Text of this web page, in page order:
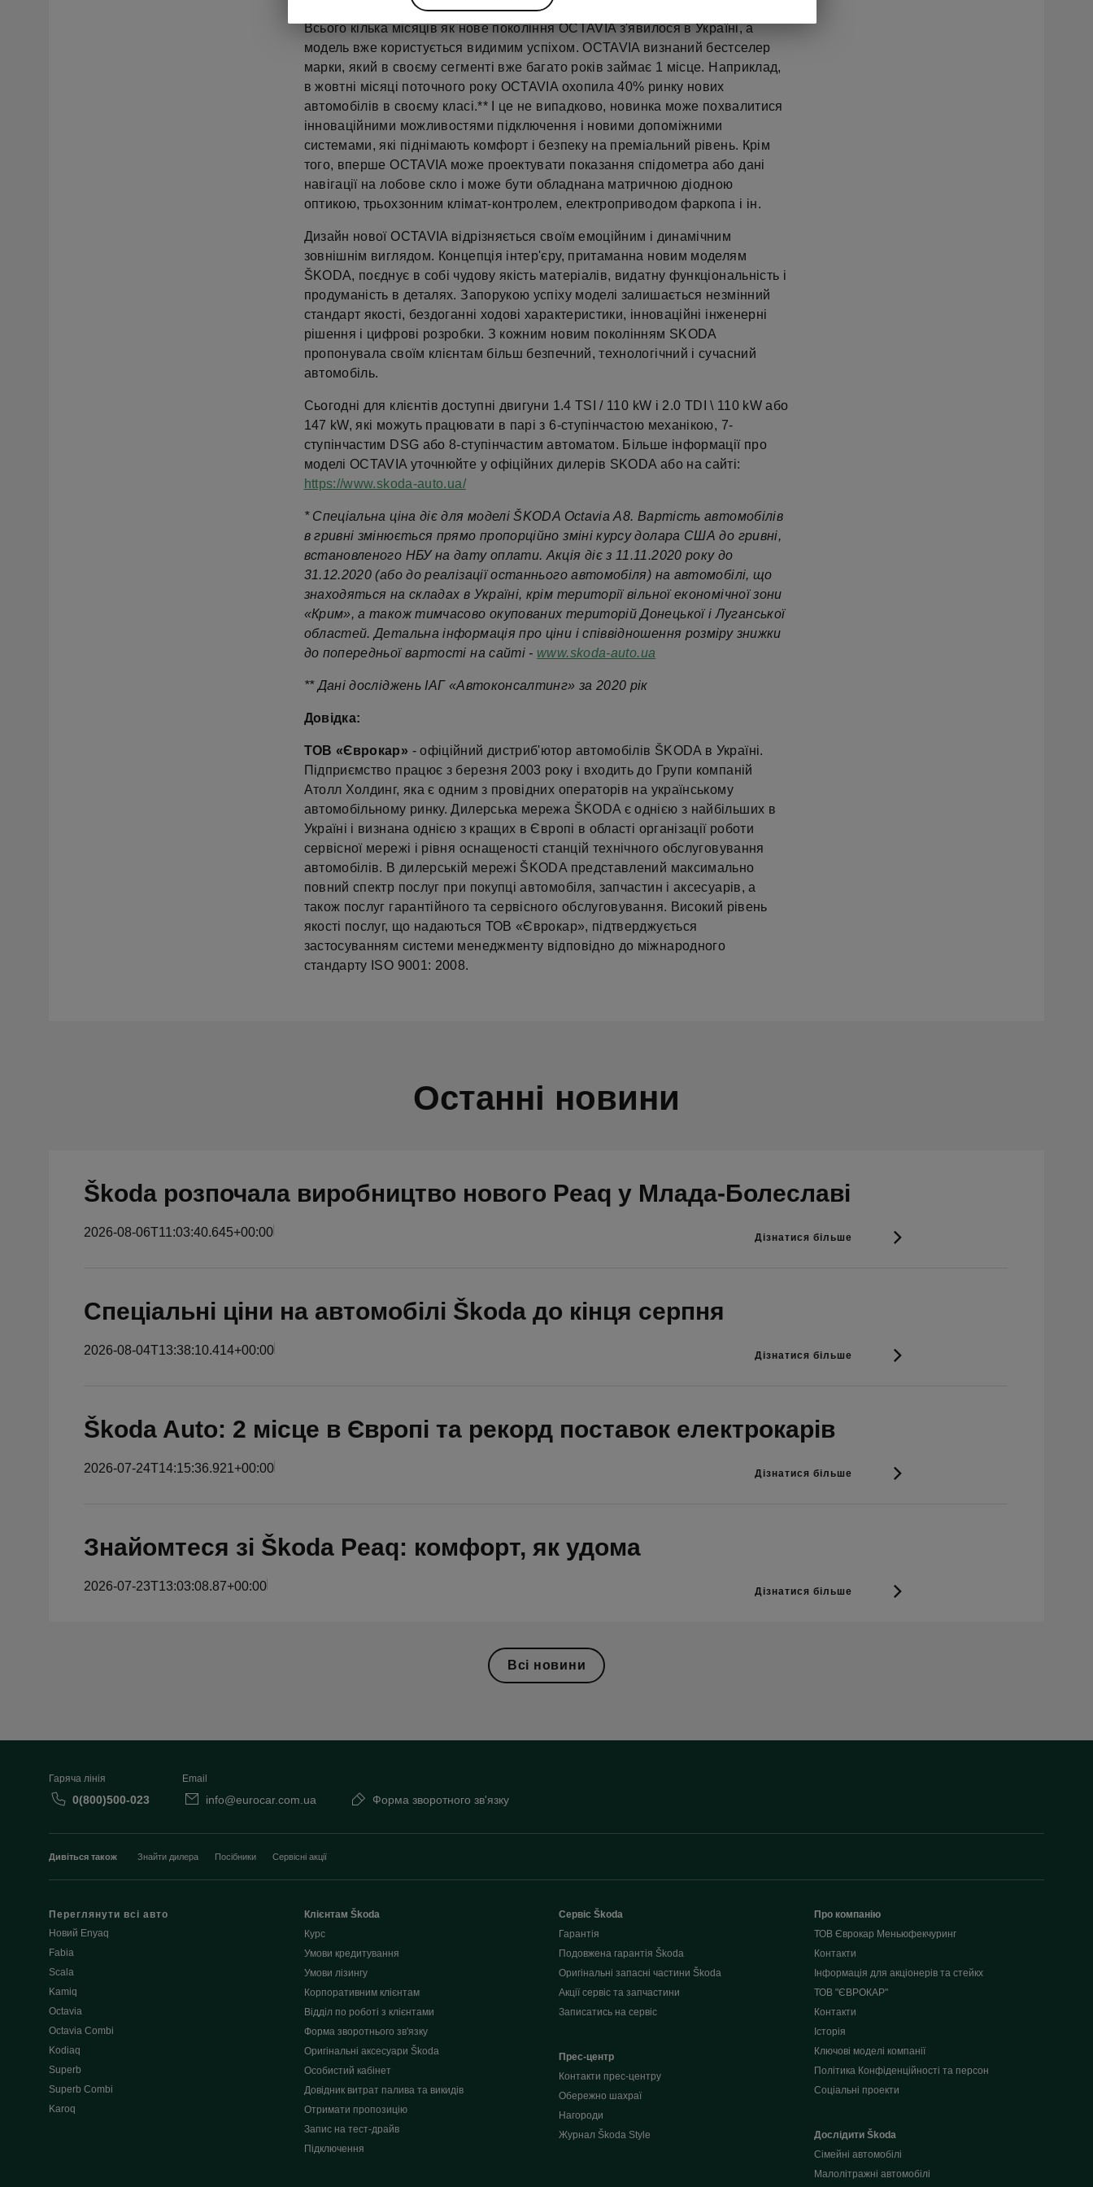
Всього кілька місяців як нове покоління OCTAVIA з'явилося в Україні, а
модель вже користується видимим успіхом. OCTAVIA визнаний бестселер
марки, який в своєму сегменті вже багато років займає 1 місце. Наприклад,
в жовтні місяці поточного року OCTAVIA охопила 40% ринку нових
автомобілів в своєму класі.** І це не випадково, новинка може похвалитися
інноваційними можливостями підключення і новими допоміжними
системами, які піднімають комфорт і безпеку на преміальний рівень. Крім
того, вперше OCTAVIA може проектувати показання спідометра або дані
навігації на лобове скло і може бути обладнана матричною діодною
оптикою, трьохзонним клімат-контролем, електроприводом фаркопа і ін.
Дизайн нової OCTAVIA відрізняється своїм емоційним і динамічним
зовнішнім виглядом. Концепція інтер'єру, притаманна новим моделям
ŠKODA, поєднує в собі чудову якість матеріалів, видатну функціональність і
продуманість в деталях. Запорукою успіху моделі залишається незмінний
стандарт якості, бездоганні ходові характеристики, інноваційні інженерні
рішення і цифрові розробки. З кожним новим поколінням SKODA
пропонувала своїм клієнтам більш безпечний, технологічний і сучасний
автомобіль.
Сьогодні для клієнтів доступні двигуни 1.4 TSI / 110 kW і 2.0 TDI \ 110 kW або
147 kW, які можуть працювати в парі з 6-ступінчастою механікою, 7-
ступінчастим DSG або 8-ступінчастим автоматом. Більше інформації про
моделі OCTAVIA уточнюйте у офіційних дилерів SKODA або на сайті:
https://www.skoda-auto.ua/
* Спеціальна ціна діє для моделі ŠKODA Octavia А8. Вартість автомобілів
в гривні змінюється прямо пропорційно зміні курсу долара США до гривні,
встановленого НБУ на дату оплати. Акція діє з 11.11.2020 року до
31.12.2020 (або до реалізації останнього автомобіля) на автомобілі, що
знаходяться на складах в Україні, крім території вільної економічної зони
«Крим», а також тимчасово окупованих територій Донецької і Луганської
областей. Детальна інформація про ціни і співвідношення розміру знижки
до попередньої вартості на сайті - www.skoda-auto.ua
** Дані досліджень ІАГ «Автоконсалтинг» за 2020 рік
Довідка:
ТОВ «Єврокар» - офіційний дистриб'ютор автомобілів ŠKODA в Україні.
Підприємство працює з березня 2003 року і входить до Групи компаній
Атолл Холдинг, яка є одним з провідних операторів на українському
автомобільному ринку. Дилерська мережа ŠKODA є однією з найбільших в
Україні і визнана однією з кращих в Європі в області організації роботи
сервісної мережі і рівня оснащеності станцій технічного обслуговування
автомобілів. В дилерській мережі ŠKODA представлений максимально
повний спектр послуг при покупці автомобіля, запчастин і аксесуарів, а
також послуг гарантійного та сервісного обслуговування. Високий рівень
якості послуг, що надаються ТОВ «Єврокар», підтверджується
застосуванням системи менеджменту відповідно до міжнародного
стандарту ISO 9001: 2008.
Останні новини
Škoda розпочала виробництво нового Peaq у Млада-Болеславі
2026-08-06T11:03:40.645+00:00 Дізнатися більше
Спеціальні ціни на автомобілі Škoda до кінця серпня
2026-08-04T13:38:10.414+00:00 Дізнатися більше
Škoda Auto: 2 місце в Європі та рекорд поставок електрокарів
2026-07-24T14:15:36.921+00:00 Дізнатися більше
Знайомтеся зі Škoda Peaq: комфорт, як удома
2026-07-23T13:03:08.87+00:00 Дізнатися більше
Всі новини
Гаряча лінія
0(800)500-023
Email
info@eurocar.com.ua Форма зворотного зв'язку
Дивіться також Знайти дилера Посібники Сервісні акції
Переглянути всі авто
Новий Enyaq
Fabia
Scala
Kamiq
Octavia
Octavia Combi
Kodiaq
Superb
Superb Combi
Karoq
Клієнтам Škoda
Курс
Умови кредитування
Умови лізингу
Корпоративним клієнтам
Відділ по роботі з клієнтами
Форма зворотнього зв'язку
Оригінальні аксесуари Škoda
Особистий кабінет
Довідник витрат палива та викидів
Отримати пропозицію
Запис на тест-драйв
Підключення
Сервіс Škoda
Гарантія
Подовжена гарантія Škoda
Оригінальні запасні частини Škoda
Акції сервіс та запчастини
Записатись на сервіс
Прес-центр
Контакти прес-центру
Обережно шахраї
Нагороди
Журнал Škoda Style
Про компанію
ТОВ Єврокар Меньюфекчуринг
Контакти
Інформація для акціонерів та стейкх
ТОВ "ЄВРОКАР"
Контакти
Історія
Ключові моделі компанії
Політика Конфіденційності та персон
Соціальні проекти
Дослідити Škoda
Сімейні автомобілі
Малолітражні автомобілі